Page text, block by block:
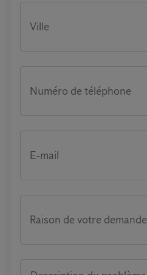
Ville
Numéro de téléphone
E-mail
Raison de votre demande